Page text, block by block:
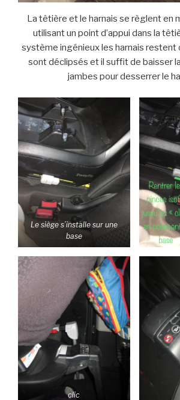
La têtière et le harnais se règlent en
utilisant un point d’appui dans la
système ingénieux les harnais restent
sont déclipsés et il suffit de baisser
jambes pour desserrer le
Le siège s’installe sur une
base
clic